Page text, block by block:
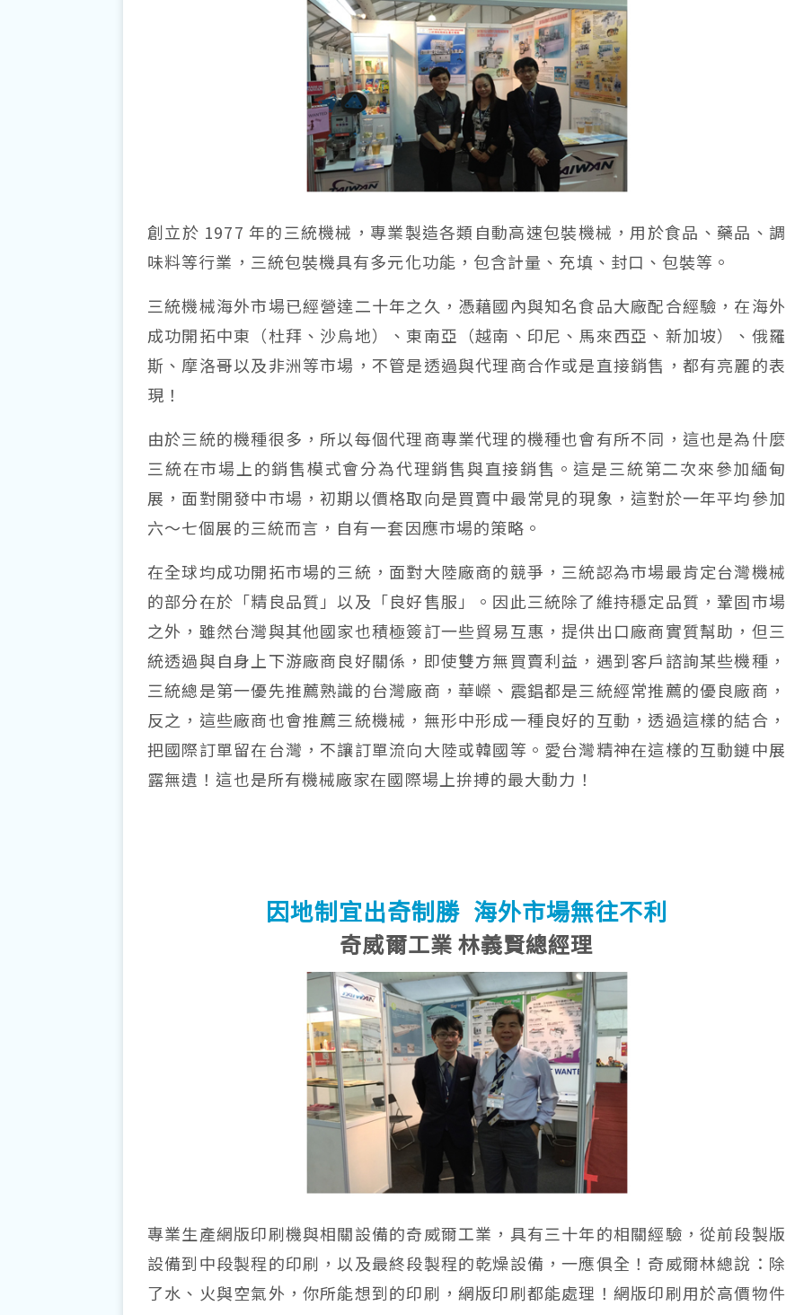
創立於 1977 年的三統機械，專業製造各類自動高速包裝機械，用於食品、藥品、調
味料等行業，三統包裝機具有多元化功能，包含計量、充填、封口、包裝等。
三統機械海外市場已經營達二十年之久，憑藉國內與知名食品大廠配合經驗，在海外
成功開拓中東（杜拜、沙烏地）、東南亞（越南、印尼、馬來西亞、新加坡）、俄羅
斯、摩洛哥以及非洲等市場，不管是透過與代理商合作或是直接銷售，都有亮麗的表
現！
由於三統的機種很多，所以每個代理商專業代理的機種也會有所不同，這也是為什麼
三統在市場上的銷售模式會分為代理銷售與直接銷售。這是三統第二次來參加緬甸
展，面對開發中市場，初期以價格取向是買賣中最常見的現象，這對於一年平均參加
六～七個展的三統而言，自有一套因應市場的策略。
在全球均成功開拓市場的三統，面對大陸廠商的競爭，三統認為市場最肯定台灣機械
的部分在於「精良品質」以及「良好售服」。因此三統除了維持穩定品質，鞏固市場
之外，雖然台灣與其他國家也積極簽訂一些貿易互惠，提供出口廠商實質幫助，但三
統透過與自身上下游廠商良好關係，即使雙方無買賣利益，遇到客戶諮詢某些機種，
三統總是第一優先推薦熟識的台灣廠商，華嶸、震錩都是三統經常推薦的優良廠商，
反之，這些廠商也會推薦三統機械，無形中形成一種良好的互動，透過這樣的結合，
把國際訂單留在台灣，不讓訂單流向大陸或韓國等。愛台灣精神在這樣的互動鏈中展
露無遺！這也是所有機械廠家在國際場上拚搏的最大動力！
因地制宜出奇制勝 海外市場無往不利
奇威爾工業 林義賢總經理
專業生產網版印刷機與相關設備的奇威爾工業，具有三十年的相關經驗，從前段製版
設備到中段製程的印刷，以及最終段製程的乾燥設備，一應俱全！奇威爾林總說：除
了水、火與空氣外，你所能想到的印刷，網版印刷都能處理！網版印刷用於高價物件